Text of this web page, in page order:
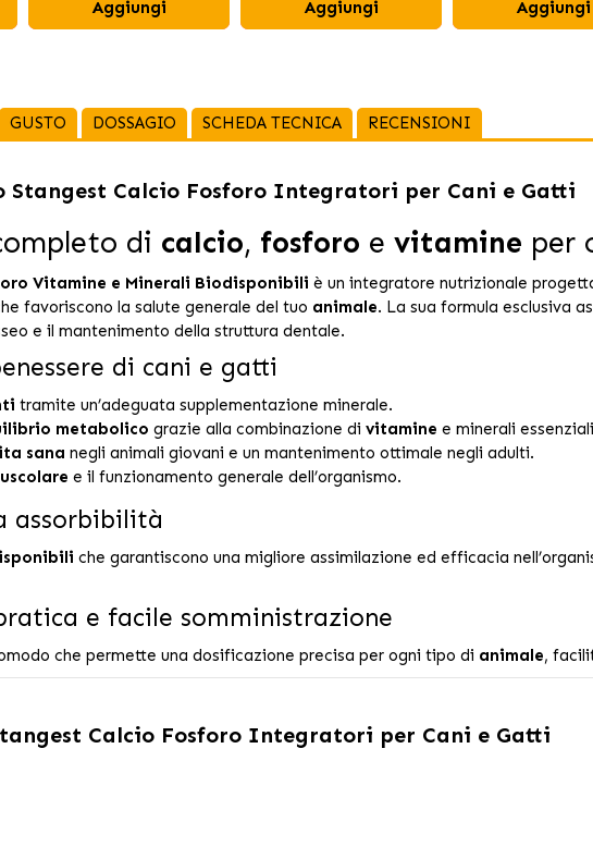
Aggiungi Aggiungi Aggiungi
GUSTO DOSSAGIO SCHEDA TECNICA RECENSIONI
Stangest Calcio Fosforo Integratori per Cani e Gatti
di calcio, fosforo e vitamine per
Vitamine e Minerali Biodisponibili è un integratore nutrizionale
favoriscono la salute generale del tuo animale. La sua formula esclusiva
e il mantenimento della struttura dentale.
di cani e gatti
tramite un’adeguata supplementazione minerale.
metabolico grazie alla combinazione di vitamine e minerali
sana negli animali giovani e un mantenimento ottimale negli adulti.
e il funzionamento generale dell’organismo.
assorbibilità
che garantiscono una migliore assimilazione ed efficacia
e facile somministrazione
che permette una dosificazione precisa per ogni tipo di animale,
Calcio Fosforo Integratori per Cani e Gatti